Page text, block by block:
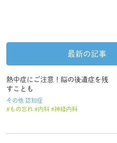
最新の記事
熱中症にご注意！脳の後遺症を残
すことも
その他 認知症
もの忘れ
内科 神経内科